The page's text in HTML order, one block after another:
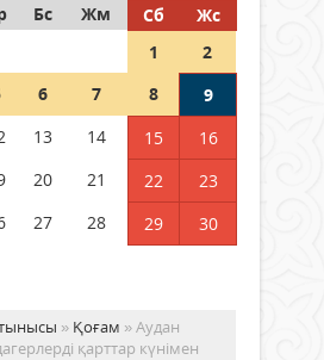
ж. 161
Қазақстан
қалай дауыс бере
Бс Жм Сб
Жс
1
2
6 7 8
9
13 14 15
16
20 21 22
23
27 28 29
30
» Қоғам » Аудан
қарттар күнімен